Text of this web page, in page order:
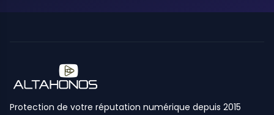
Protection de votre réputation numérique depuis 2015